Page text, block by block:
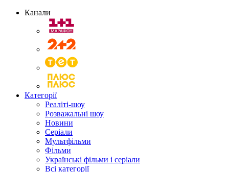
Канали
Категорії
Реаліті-шоу
Розважальні шоу
Новини
Серіали
Мультфільми
Фільми
Українські фільми і серіали
Всі категорії